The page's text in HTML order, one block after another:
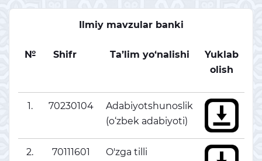
Ilmiy mavzular banki
№ Shifr Ta’lim yo‘nalishi
Yuklab
olish
1. 70230104
Adabiyotshunoslik
(o‘zbek adabiyoti)
2. 70111601
O'zga tilli